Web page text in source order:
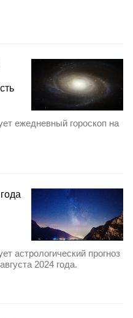
ежедневный гороскоп на
астрологический прогноз
2024 года.